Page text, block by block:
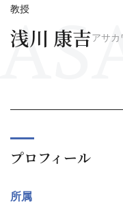
教授
浅川 康吉アサカ
プロフィール
所属